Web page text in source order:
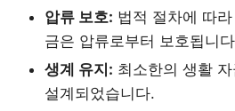
압류 보호: 법적 절차에 따
금은 압류로부터 보호됩니
생계 유지: 최소한의 생활
설계되었습니다.